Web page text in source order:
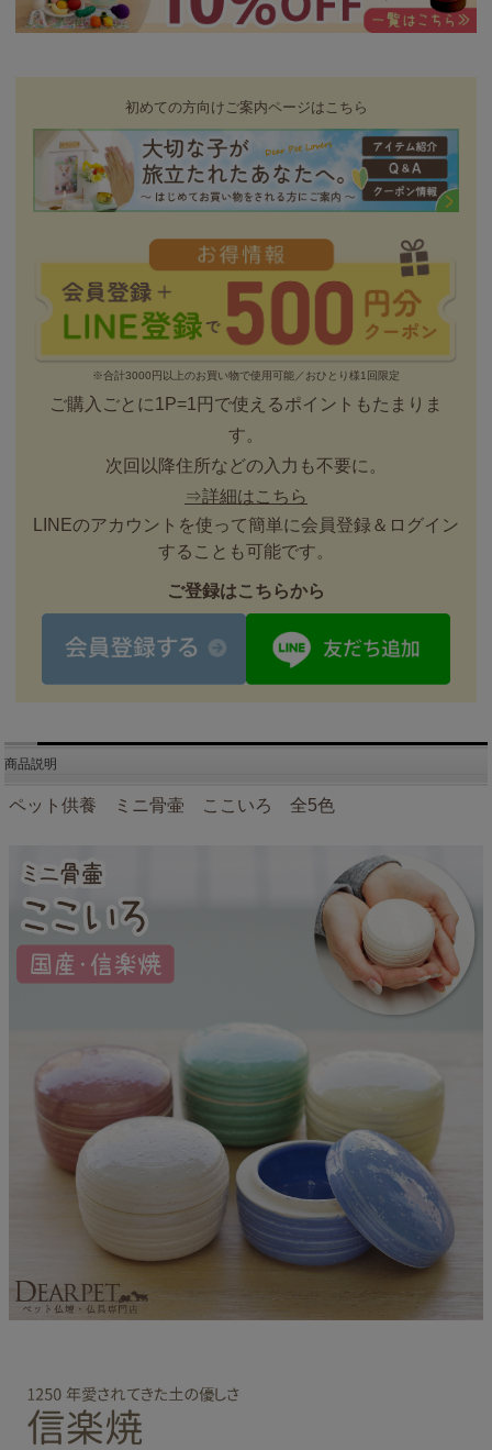
初めての方向けご案内ページはこちら
※合計3000円以上のお買い物で使用可能／おひとり様1回限定
ご購入ごとに1P=1円で使えるポイントもたまりま
す。
次回以降住所などの入力も不要に。
⇒詳細はこちら
LINEのアカウントを使って簡単に会員登録＆ログイン
することも可能です。
ご登録はこちらから
商品説明
ペット供養 ミニ骨壷 ここいろ 全5色